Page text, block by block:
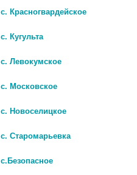
МЕСАЛАЗИН 500МГ.N10 СУПП
с. Красногвардейское
с. Кугульта
с. Левокумское
с. Московское
с. Новоселицкое
с. Старомарьевка
с.Безопасное